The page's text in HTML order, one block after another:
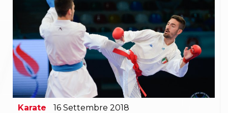
Trasparenza
Judo
La disciplina
News
Attività Didattica
Gare e Risultati
Albi Federali
Arbitri
Lotta
La disciplina
News
Karate 16 Settembre 2018